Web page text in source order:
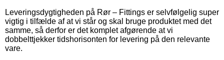
Leveringsdygtigheden på Rør – Fittings er selvfølgelig super
vigtig i tilfælde af at vi står og skal bruge produktet med det
samme, så derfor er det komplet afgørende at vi
dobbelttjekker tidshorisonten for levering på den relevante
vare.